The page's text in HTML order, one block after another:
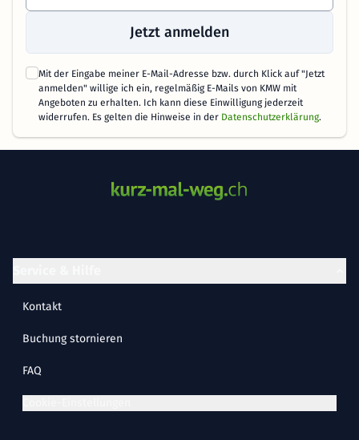
Jetzt anmelden
Mit der Eingabe meiner E-Mail-Adresse bzw. durch Klick auf "Jetzt
anmelden" willige ich ein, regelmäßig E-Mails von KMW mit
Angeboten zu erhalten. Ich kann diese Einwilligung jederzeit
widerrufen. Es gelten die Hinweise in der Datenschutzerklärung.
Kontakt
Buchung stornieren
FAQ